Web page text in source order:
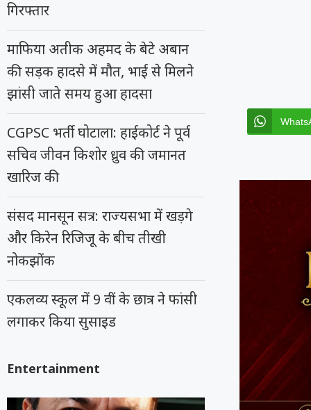
गिरफ्तार
माफिया अतीक अहमद के बेटे अबान
की सड़क हादसे में मौत, भाई से मिलने
झांसी जाते समय हुआ हादसा
CGPSC भर्ती घोटाला: हाईकोर्ट ने पूर्व
सचिव जीवन किशोर ध्रुव की जमानत
खारिज की
संसद मानसून सत्र: राज्यसभा में खड़गे
और किरेन रिजिजू के बीच तीखी
नोकझोंक
एकलव्य स्कूल में 9 वीं के छात्र ने फांसी
लगाकर किया सुसाइड
Entertainment